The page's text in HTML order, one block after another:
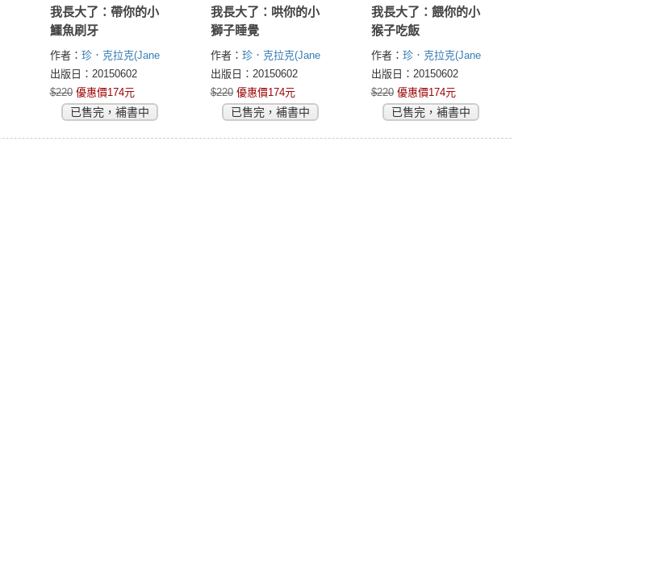
我長大了：帶你的小
鱷魚刷牙
作者： 珍．克拉克(Jane
Clarke)
出版日：20150602
$220 優惠價174元
已售完，補書中
我長大了：哄你的小
獅子睡覺
作者： 珍．克拉克(Jane
Clarke)
出版日：20150602
$220 優惠價174元
已售完，補書中
我長大了：餵你的小
猴子吃飯
作者： 珍．克拉克(Jane
Clarke)
出版日：20150602
$220 優惠價174元
已售完，補書中